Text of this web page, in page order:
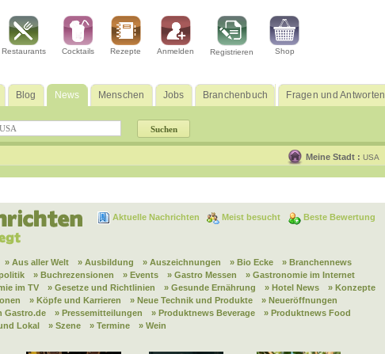
Restaurants Cocktails Rezepte Anmelden Registrieren Shop
Blog News Menschen Jobs Branchenbuch Fragen und Antworten
Meine Stadt : USA
Aktuelle Nachrichten Meist besucht Beste Bewertung
» Aus aller Welt » Ausbildung » Auszeichnungen » Bio Ecke
» Branchennews
» Buchrezensionen » Events » Gastro Messen
» Gastronomie im Internet
im TV
» Gesetze und Richtlinien » Gesunde Ernährung » Hotel News
» Konzepte
» Köpfe und Karrieren » Neue Technik und Produkte
» Neueröffnungen
Gastro.de
» Pressemitteilungen » Produktnews Beverage
» Produktnews Food
Lokal
» Szene » Termine » Wein